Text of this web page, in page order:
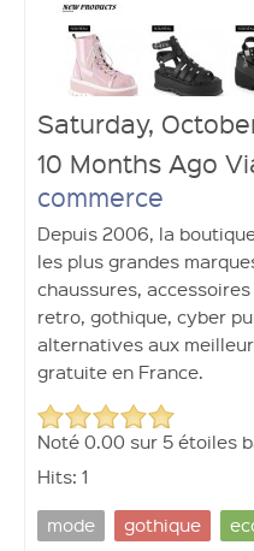
Ouvrir un compte
Saturday,
10 Months Ago
commerce
Depuis 2006, la
les plus grandes
chaussures,
retro, gothique, cyber
alternatives aux
gratuite en France.
Noté 0.00 sur 5 étoiles
Hits: 1
mode
gothique